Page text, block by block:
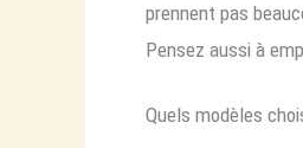
prennent pas
Pensez aussi à
Quels modèles